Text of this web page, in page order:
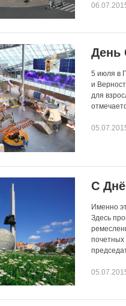
День
5 июля в
и
для
С
Именно
Здесь
почетных